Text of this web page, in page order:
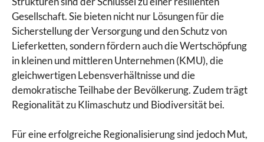
Gesellschaft. Sie bieten nicht nur Lösungen für die
Sicherstellung der Versorgung und den Schutz von
Lieferketten, sondern fördern auch die Wertschöpfung
in kleinen und mittleren Unternehmen (KMU), die
gleichwertigen Lebensverhältnisse und die
demokratische Teilhabe der Bevölkerung. Zudem trägt
Regionalität zu Klimaschutz und Biodiversität bei.
Für eine erfolgreiche Regionalisierung sind jedoch Mut,